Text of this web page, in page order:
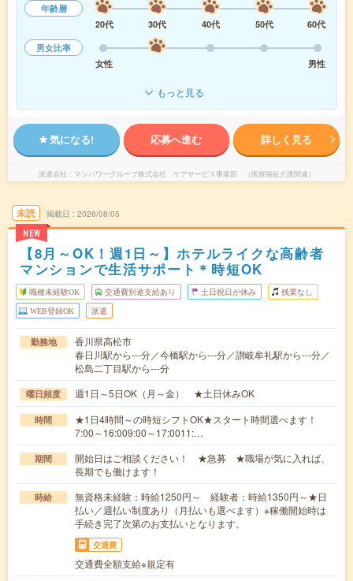
年齢層
20代
30代 40代 50代
60代
男女比率
女性
男性
もっと見る
気になる! 応募へ進む 詳しく見る
派遣会社 マンパワーグループ株式会社 ケアサービス事業部 （医療福祉介護関連）
未読
NEW
掲載日 2026/08/05
【8月～OK！週1日～】ホテルライクな高齢者
マンションで生活サポート＊時短OK
職種未経験OK 交通費別途支給あり 土日祝日が休み 残業なし
WEB登録OK 派遣
勤務地
香川県高松市
春日川駅から---分／今橋駅から---分／讃岐牟礼駅から---分／
松島二丁目駅から---分
曜日頻度 週1日～5日OK（月～金） ★土日休みOK
時間
★1日4時間～の時短シフトOK★スタート時間選べます！
7:00～16:009:00～17:0011:…
期間
開始日はご相談ください！ ★急募 ★職場が気に入れば、
長期でも働けます！
時給
無資格未経験：時給1250円～ 経験者：時給1350円～★日
払い／週払い制度あり（月払いも選べます）※稼働開始時は
手続き完了次第のお支払いとなります。
交通費
交通費全額支給※規定有